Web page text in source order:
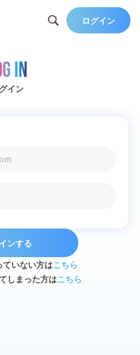
ログイン
in
イン
ンする
ていない方はこちら
しまった方はこちら